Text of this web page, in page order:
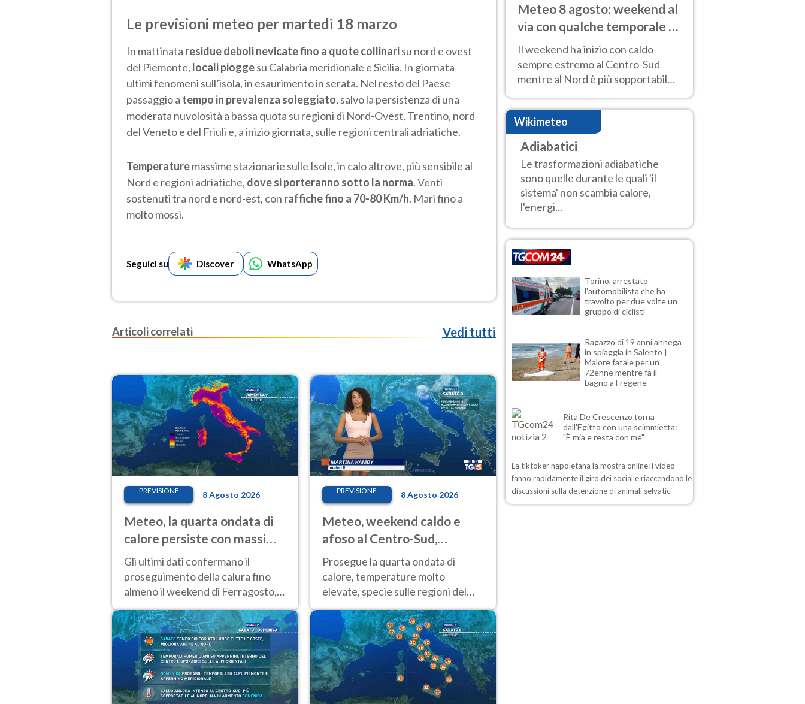
Le previsioni meteo per martedì 18 marzo
In mattinata residue deboli nevicate fino a quote collinarisu nord e ovest
del Piemonte, locali pioggesu Calabria meridionale e Sicilia. In giornata
ultimi fenomeni sull’isola, in esaurimento in serata. Nel resto del Paese
passaggio a tempo in prevalenza soleggiato, salvo la persistenza di una
moderata nuvolosità a bassa quota su regioni di Nord-Ovest, Trentino, nord
del Veneto e del Friuli e, a inizio giornata, sulle regioni centrali adriatiche.
Temperaturemassime stazionarie sulle Isole, in calo altrove, più sensibile al
Nord e regioni adriatiche, dove si porteranno sotto la norma. Venti
sostenuti tra nord e nord-est, con raffiche fino a 70-80 Km/h. Mari fino a
molto mossi.
Seguici su Discover WhatsApp
Articoli correlati Vedi tutti
PREVISIONE 8 Agosto 2026
Meteo, la quarta ondata di
calore persiste con massime
sempre molto elevate
Gli ultimi dati confermano il
proseguimento della calura fino
almeno il weekend di Ferragosto,
con tendenza a una nuova
intensificazione prossima
settimana
PREVISIONE 8 Agosto 2026
Meteo, weekend caldo e
afoso al Centro-Sud,
temporali sui rilievi
Prosegue la quarta ondata di
calore, temperature molto
elevate, specie sulle regioni del
Centro-Sud. Nuovi temporali di
calore sulle aree montuose
Meteo 8 agosto: weekend al
via con qualche temporale e
caldo estremo al Centro-Sud
Il weekend ha inizio con caldo
sempre estremo al Centro-Sud
mentre al Nord è più sopportabile
calore sui rilievi.
Wikimeteo
Adiabatici
Le trasformazioni adiabatiche
sono quelle durante le quali 'il
sistema' non scambia calore,
l'energi...
Torino, arrestato
l'automobilista che ha
travolto per due volte un
gruppo di ciclisti
Ragazzo di 19 anni annega
in spiaggia in Salento |
Malore fatale per un
72enne mentre fa il
bagno a Fregene
Rita De Crescenzo torna
dall'Egitto con una scimmietta:
"È mia e resta con me"
La tiktoker napoletana la mostra online: i video
fanno rapidamente il giro dei social e riaccendono le
discussioni sulla detenzione di animali selvatici